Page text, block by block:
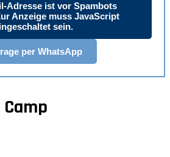
Adresse ist vor Spambots
Anzeige muss JavaScript
sein.
per WhatsApp